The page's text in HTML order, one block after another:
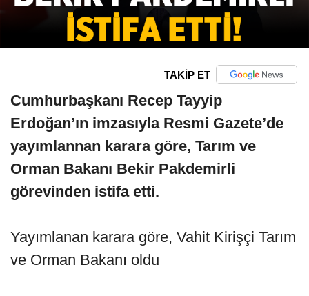
TAKİP ET
Cumhurbaşkanı Recep Tayyip
Erdoğan’ın imzasıyla Resmi Gazete’de
yayımlannan karara göre, Tarım ve
Orman Bakanı Bekir Pakdemirli
görevinden istifa etti.
Yayımlanan karara göre, Vahit Kirişçi Tarım
ve Orman Bakanı oldu